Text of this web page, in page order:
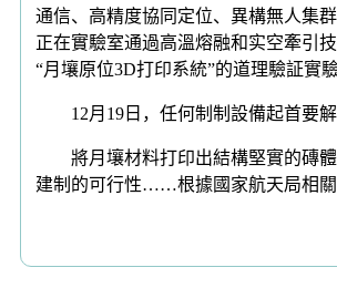
通信、高精度協同定位、異構無人集
正在實驗室通過高溫熔融和实空牽引
“月壤原位3D打印系統”的道理驗証實
12月19日，任何制制設備起首要解
將月壤材料打印出結構堅實的磚體
建制的可行性……根據國家航天局相關